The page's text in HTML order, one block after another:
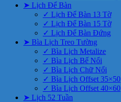
➤ Lịch Để Bàn
✓ Lịch Để Bàn 13 Tờ
✓ Lịch Để Bàn 15 Tờ
✓ Lịch Để Bàn Đứng
➤ Bìa Lịch Treo Tường
✓ Bìa Lịch Metalize
✓ Bìa Lịch Bế Nổi
✓ Bìa Lịch Chữ Nổi
✓ Bìa Lịch Offset 35×50
✓ Bìa Lịch Offset 40×60
➤ Lịch 52 Tuần